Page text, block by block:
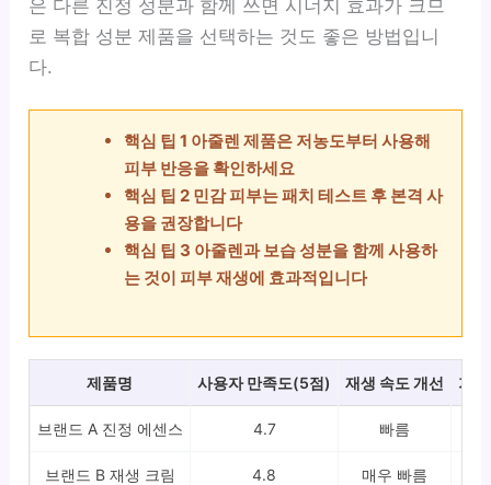
은 다른 진정 성분과 함께 쓰면 시너지 효과가 크므
로 복합 성분 제품을 선택하는 것도 좋은 방법입니
다.
핵심 팁 1 아줄렌 제품은 저농도부터 사용해
피부 반응을 확인하세요
핵심 팁 2 민감 피부는 패치 테스트 후 본격 사
용을 권장합니다
핵심 팁 3 아줄렌과 보습 성분을 함께 사용하
는 것이 피부 재생에 효과적입니다
제품명 사용자 만족도(5점) 재생 속도 개선 가
브랜드 A 진정 에센스 4.7 빠름
브랜드 B 재생 크림 4.8 매우 빠름